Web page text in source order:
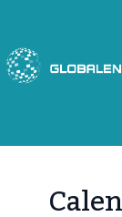
contenu